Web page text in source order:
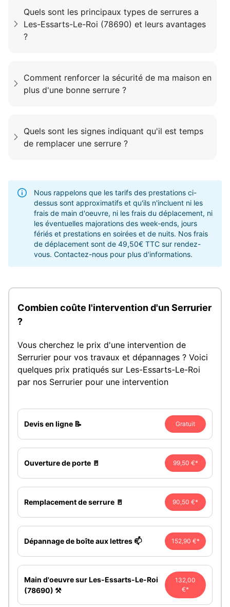
Quels sont les principaux types de serrures a
Les-Essarts-Le-Roi (78690) et leurs avantages
?
Comment renforcer la sécurité de ma maison en
plus d'une bonne serrure ?
Quels sont les signes indiquant qu'il est temps
de remplacer une serrure ?
Nous rappelons que les tarifs des prestations ci-
dessus sont approximatifs et qu'ils n'incluent ni les
frais de main d'oeuvre, ni les frais du déplacement, ni
les éventuelles majorations des week-ends, jours
fériés et prestations en soirées et de nuits. Nos frais
de déplacement sont de 49,50€ TTC sur rendez-
vous. Contactez-nous pour plus d'informations.
Combien coûte l'intervention d'un Serrurier
?
Vous cherchez le prix d'une intervention de
Serrurier pour vos travaux et dépannages ? Voici
quelques prix pratiqués sur Les-Essarts-Le-Roi
par nos Serrurier pour une intervention
Devis en ligne 📝 Gratuit
Ouverture de porte 🚪 99,50 €*
Remplacement de serrure 🚪 90,50 €*
Dépannage de boîte aux lettres 📫 152,90 €*
Main d'oeuvre sur Les-Essarts-Le-Roi
(78690) ⚒️
132,00
€*